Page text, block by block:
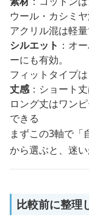
ウール・カシミ
アクリル混は軽
シルエット ：オ
ーにも有効。
フィットタイプ
丈感：ショート
ロング丈はワン
できる
まずこの3軸で「
から選ぶと、迷い
比較前に整理